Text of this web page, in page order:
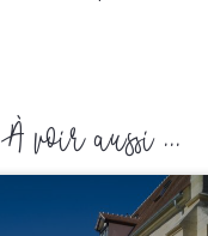
À voir aussi ...